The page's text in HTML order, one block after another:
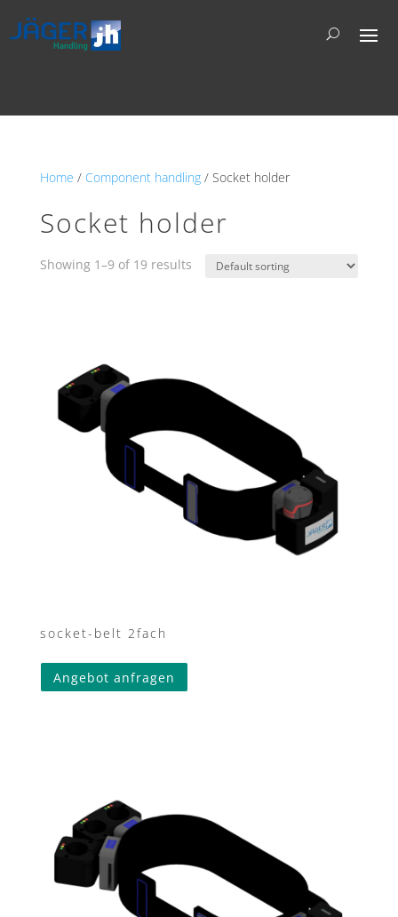
Home / Component handling/ Socket holder
Socket holder
Showing 1–9 of 19 results
socket-belt 2fach
Angebot anfragen